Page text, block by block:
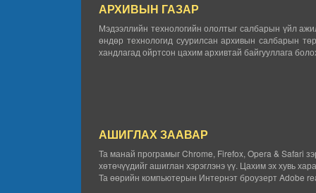
АРХИВЫН ГАЗАР
Мэдээллийн технологийн ололтыг салбарын үйл
өндөр технологид суурилсан архивын салбарын
хандлагад ойртсон цахим архивтай байгууллага
АШИГЛАХ ЗААВАР
Та манай програмыг Chrome, Firefox, Opera & Safari
хөтөчүүдийг ашиглан хэрэглэнэ үү. Цахим эх хувь
Та өөрийн компьютерын Интернэт броузерт Adobe